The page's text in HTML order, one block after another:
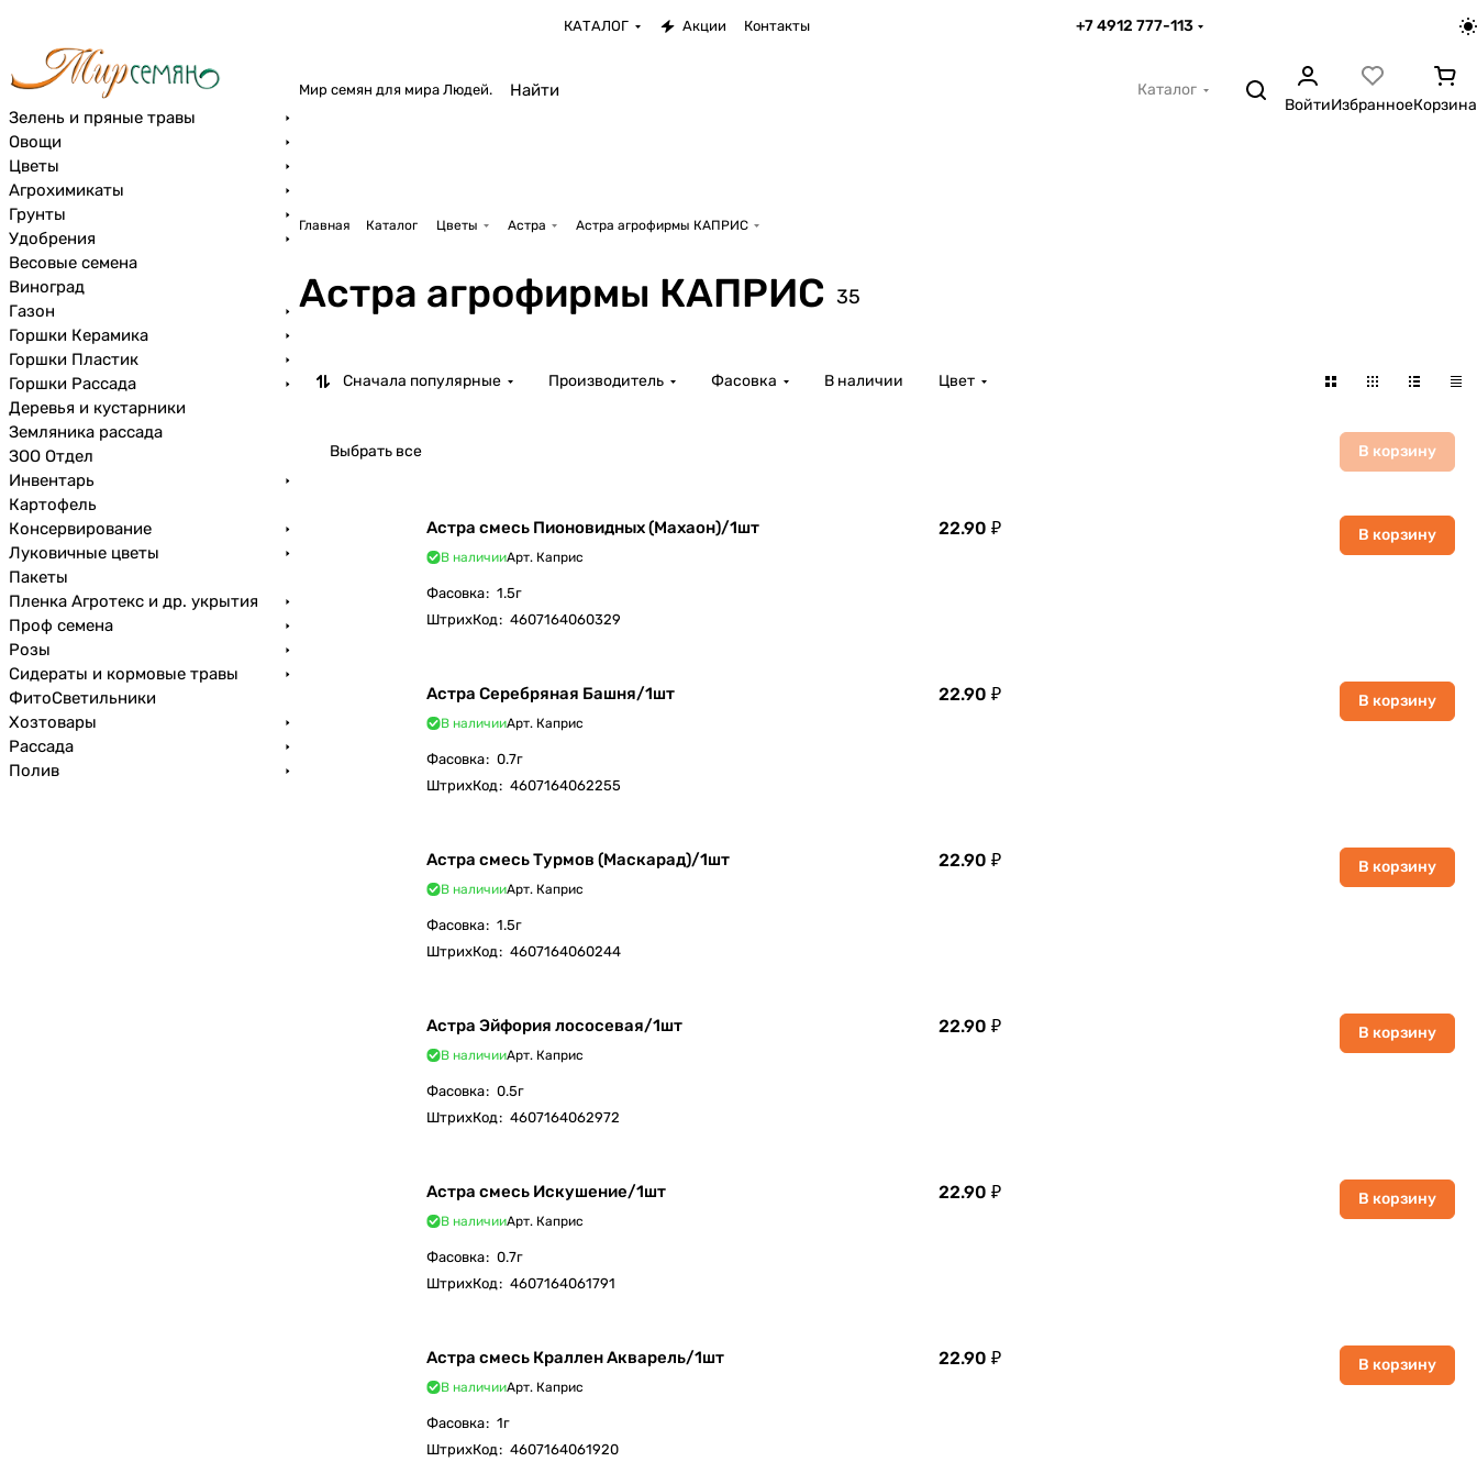
КАТАЛОГ Акции Контакты +7 4912 777-113
Мир семян для мира Людей.
Каталог
ВойтиИзбранноеКорзина
Главная Каталог Цветы Астра Астра агрофирмы КАПРИС
Астра агрофирмы КАПРИС 35
Сначала популярные Производитель Фасовка В наличии Цвет
Выбрать все В корзину
Астра смесь Пионовидных (Махаон)/1шт
В наличииАрт. Каприс
22.90 ₽ В корзину
Фасовка: 1.5г
ШтрихКод: 4607164060329
Астра Серебряная Башня/1шт
В наличииАрт. Каприс
22.90 ₽ В корзину
Фасовка: 0.7г
ШтрихКод: 4607164062255
Астра смесь Турмов (Маскарад)/1шт
В наличииАрт. Каприс
22.90 ₽ В корзину
Фасовка: 1.5г
ШтрихКод: 4607164060244
Астра Эйфория лососевая/1шт
В наличииАрт. Каприс
22.90 ₽ В корзину
Фасовка: 0.5г
ШтрихКод: 4607164062972
Астра смесь Искушение/1шт
В наличииАрт. Каприс
22.90 ₽ В корзину
Фасовка: 0.7г
ШтрихКод: 4607164061791
Астра смесь Краллен Акварель/1шт
В наличииАрт. Каприс
22.90 ₽ В корзину
Фасовка: 1г
ШтрихКод: 4607164061920
Зелень и пряные травы
Овощи
Цветы
Агрохимикаты
Грунты
Удобрения
Весовые семена
Виноград
Газон
Горшки Керамика
Горшки Пластик
Горшки Рассада
Деревья и кустарники
Земляника рассада
ЗОО Отдел
Инвентарь
Картофель
Консервирование
Луковичные цветы
Пакеты
Пленка Агротекс и др. укрытия
Проф семена
Розы
Сидераты и кормовые травы
ФитоСветильники
Хозтовары
Рассада
Полив